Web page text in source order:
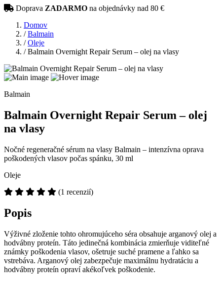
Doprava ZADARMO na objednávky nad 80 €
Domov
/ Balmain
/ Oleje
/Balmain Overnight Repair Serum – olej na vlasy
Balmain
Balmain Overnight Repair Serum – olej
na vlasy
Nočné regeneračné sérum na vlasy Balmain – intenzívna oprava
poškodených vlasov počas spánku, 30 ml
Oleje
(1 recenzií)
Popis
Výživné zloženie tohto ohromujúceho séra obsahuje arganový olej a
hodvábny proteín. Táto jedinečná kombinácia zmierňuje viditeľné
známky poškodenia vlasov, ošetruje suché pramene a ľahko sa
vstrebáva. Arganový olej zabezpečuje maximálnu hydratáciu a
hodvábny proteín opraví akékoľvek poškodenie.